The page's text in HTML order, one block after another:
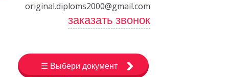
original.diploms2000@gmail.com
заказать звонок
☰ Выбери документ